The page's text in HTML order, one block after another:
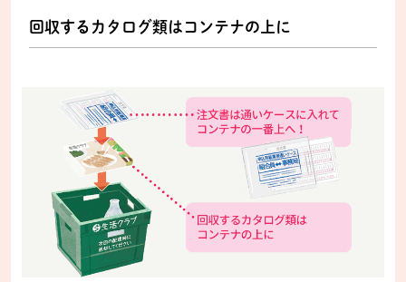
回収するカタログ類はコンテナの上に